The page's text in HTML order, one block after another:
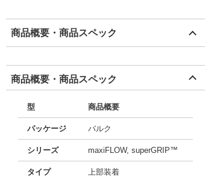
商品概要・商品スペック
商品概要・商品スペック
型 商品概要
パッケージ バルク
シリーズ maxiFLOW, superGRIP™
タイプ 上部装着